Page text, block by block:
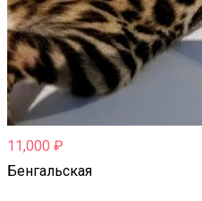
11,000 ₽
Бенгальская